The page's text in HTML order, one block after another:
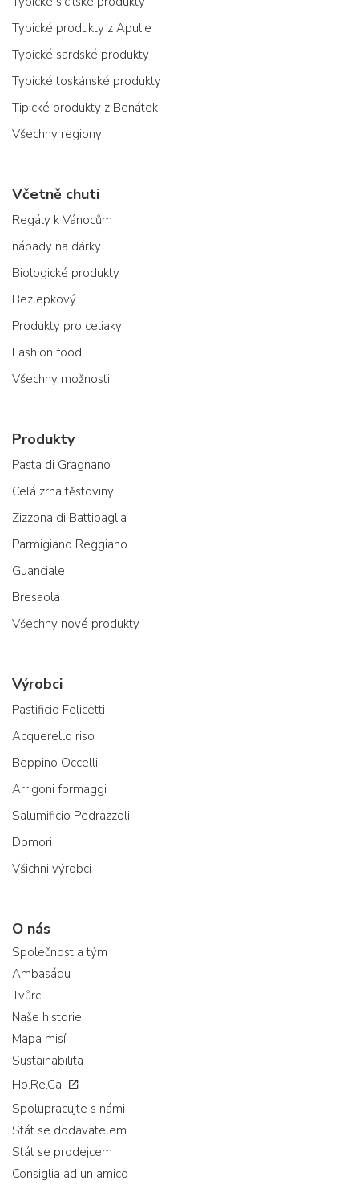
Typické produkty z Apulie
Typické sardské produkty
Typické toskánské produkty
Tipické produkty z Benátek
Všechny regiony
Včetně chuti
Regály k Vánocům
nápady na dárky
Biologické produkty
Bezlepkový
Produkty pro celiaky
Fashion food
Všechny možnosti
Produkty
Pasta di Gragnano
Celá zrna těstoviny
Zizzona di Battipaglia
Parmigiano Reggiano
Guanciale
Bresaola
Všechny nové produkty
Výrobci
Pastificio Felicetti
Acquerello riso
Beppino Occelli
Arrigoni formaggi
Salumificio Pedrazzoli
Domori
Všichni výrobci
O nás
Společnost a tým
Ambasádu
Tvůrci
Naše historie
Mapa misí
Sustainabilita
Ho.Re.Ca.
Spolupracujte s námi
Stát se dodavatelem
Stát se prodejcem
Consiglia ad un amico